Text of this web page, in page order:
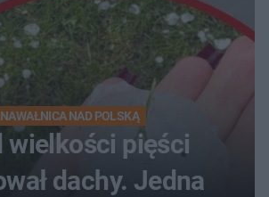
NAWAŁNICA NAD POLSKĄ
wielkości pięści
dachy. Jedna